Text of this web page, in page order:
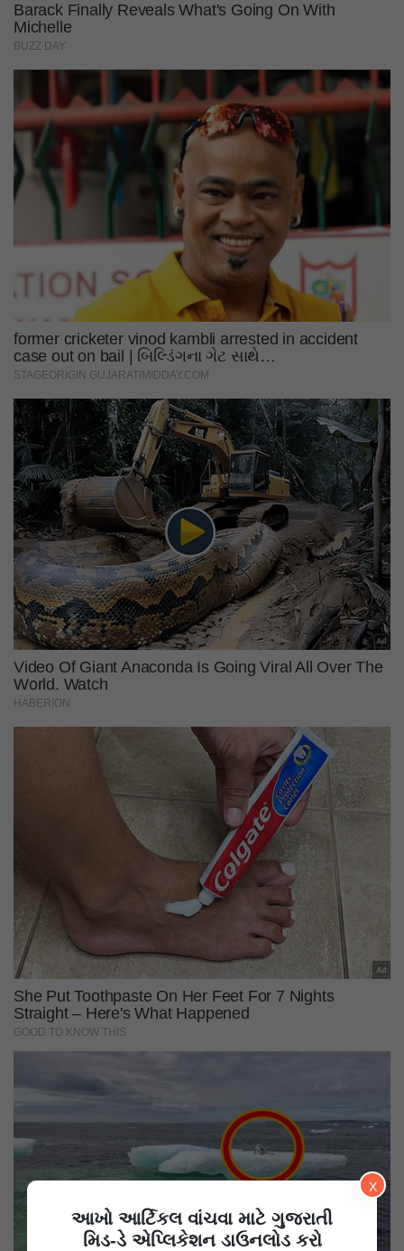
X
આખો આર્ટિકલ વાંચવા માટે ગુજરાતી
મિડ-ડે એપ્લિકેશન ડાઉનલોડ કરો